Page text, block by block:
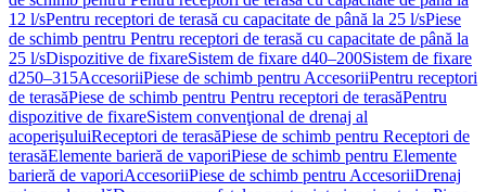
12 l/sPentru receptori de terasă cu capacitate de până la 25 l/sPiese
de schimb pentru Pentru receptori de terasă cu capacitate de până la
25 l/sDispozitive de fixareSistem de fixare d40–200Sistem de fixare
d250–315AccesoriiPiese de schimb pentru AccesoriiPentru receptori
de terasăPiese de schimb pentru Pentru receptori de terasăPentru
dispozitive de fixareSistem convenţional de drenaj al
acoperişuluiReceptori de terasăPiese de schimb pentru Receptori de
terasăElemente barieră de vaporiPiese de schimb pentru Elemente
barieră de vaporiAccesoriiPiese de schimb pentru AccesoriiDrenaj